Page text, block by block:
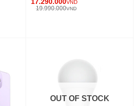
VND
19.990.000VND
OUT OF STOCK